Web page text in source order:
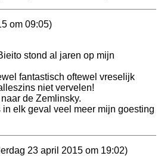
om 09:05)
stond al jaren op mijn
fantastisch oftewel vreselijk
niet vervelen!
de Zemlinsky.
elk geval veel meer mijn goesting
23 april 2015 om 19:02)